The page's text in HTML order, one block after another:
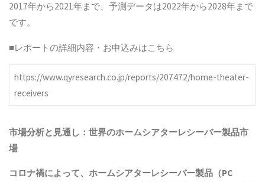
2017年から2021年まで、予測データは2022年から2028年まで
です。
■レポートの詳細内容・お申込みはこちら
https://www.qyresearch.co.jp/reports/207472/home-theater-
receivers
市場分析と見通し：世界のホームシアターレシーバー製品市
場
コロナ禍によって、ホームシアターレシーバー製品 （PC